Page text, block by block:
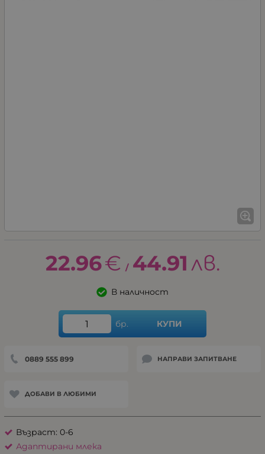
22.96€ / 44.91лв.
В наличност
бр. КУПИ
0889 555 899 НАПРАВИ ЗАПИТВАНЕ
ДОБАВИ В ЛЮБИМИ
Възраст: 0-6
Адаптирани млека